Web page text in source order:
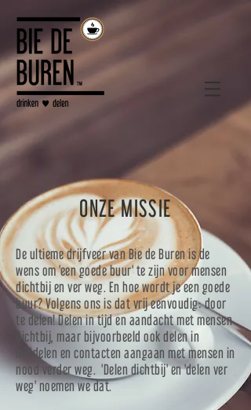
ONZE MISSIE
De ultieme drijfveer van Bie de Buren is de
wens om 'een goede buur' te zijn voor mensen
dichtbij en ver weg. En hoe wordt je een goede
buur? Volgens ons is dat vrij eenvoudig: door
te delen! Delen in tijd en aandacht met mensen
dichtbij, maar bijvoorbeeld ook delen in
middelen en contacten aangaan met mensen in
nood verder weg. 'Delen dichtbij' en 'delen ver
weg' noemen we dat.